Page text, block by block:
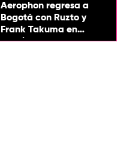
Aerophon regresa a
Bogotá con Ruzto y
Frank Takuma en
concierto